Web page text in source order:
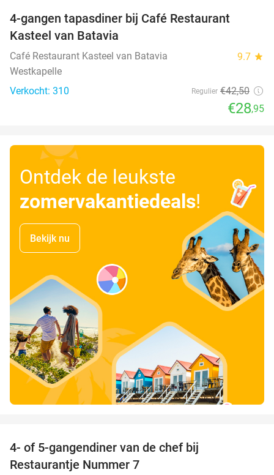
4-gangen tapasdiner bij Café Restaurant
Kasteel van Batavia
Café Restaurant Kasteel van Batavia 9.7 star
Westkapelle
Verkocht: 310
Regulier €42,50
€28,95
Ontdek de leukste
zomervakantiedeals!
Bekijk nu
4- of 5-gangendiner van de chef bij
Restaurantje Nummer 7